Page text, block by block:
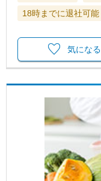
18時までに退社可能
気になる